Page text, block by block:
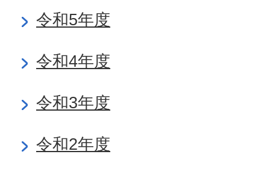
令和5年度
令和4年度
令和3年度
令和2年度